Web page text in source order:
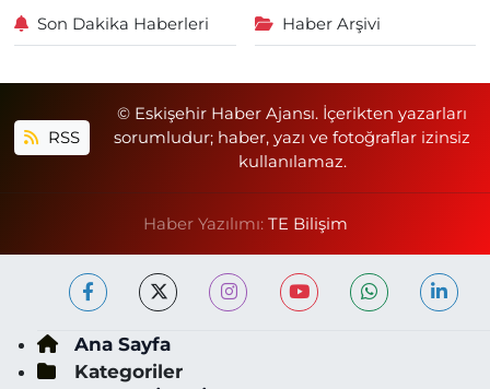
Son Dakika Haberleri Haber Arşivi
RSS
© Eskişehir Haber Ajansı. İçerikten yazarları
sorumludur; haber, yazı ve fotoğraflar izinsiz
kullanılamaz.
Haber Yazılımı: TE Bilişim
Ana Sayfa
Kategoriler